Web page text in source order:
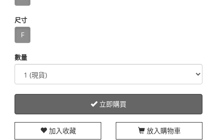
尺寸
F
數量
立即購買
加入收藏 放入購物車